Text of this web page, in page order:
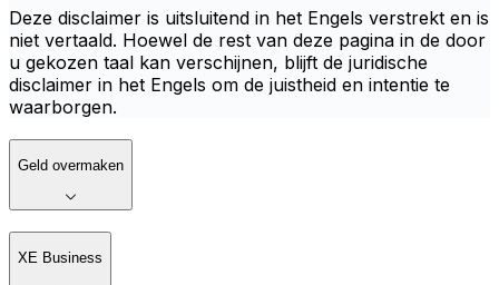
Deze disclaimer is uitsluitend in het Engels verstrekt en is
niet vertaald. Hoewel de rest van deze pagina in de door
u gekozen taal kan verschijnen, blijft de juridische
disclaimer in het Engels om de juistheid en intentie te
waarborgen.
Geld overmaken
XE Business